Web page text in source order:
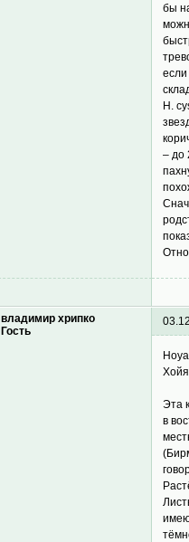
бы
H.
– до
владимир хрипко
Гость
Эта
в